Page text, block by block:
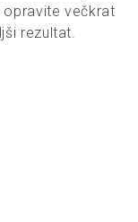
opravite večkrat
rezultat.